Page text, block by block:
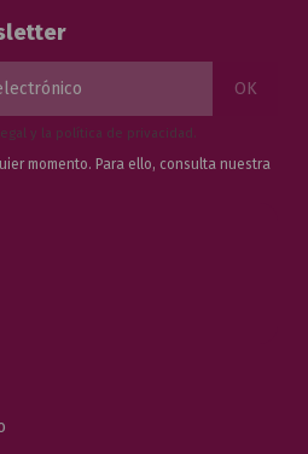
y la política de privacidad.
momento. Para ello, consulta nuestra